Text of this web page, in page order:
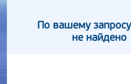
По вашему
не найдено